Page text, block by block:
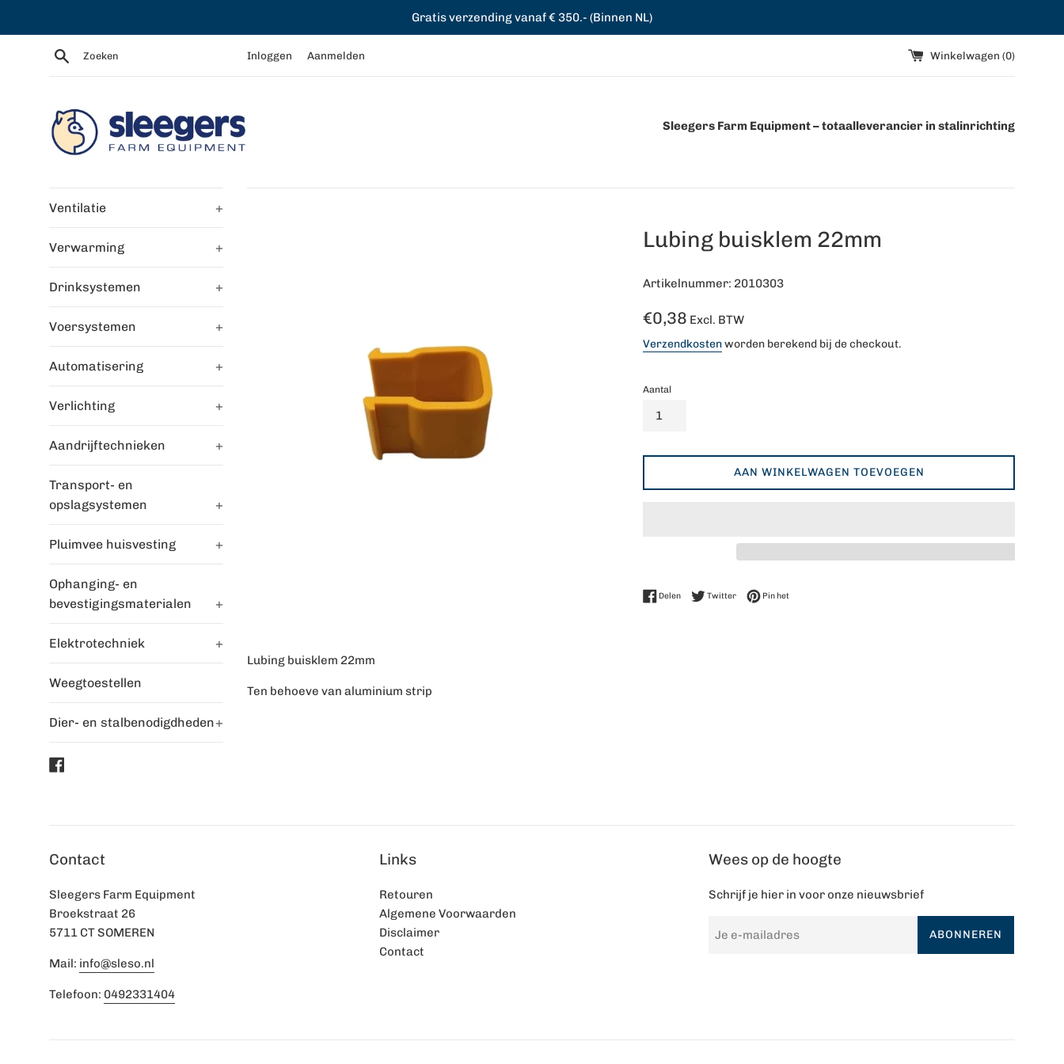
Gratis verzending vanaf € 350.- (Binnen NL)
Zoeken Inloggen Aanmelden Winkelwagen (0)
Sleegers Farm Equipment – totaalleverancier in stalinrichting
Ventilatie +
Verwarming +
Drinksystemen +
Voersystemen +
Automatisering +
Verlichting +
Aandrijftechnieken +
Transport- en
opslagsystemen
+
Pluimvee huisvesting +
Ophanging- en
bevestigingsmaterialen
+
Elektrotechniek +
Weegtoestellen
Dier- en stalbenodigdheden+
Lubing buisklem 22mm
Artikelnummer: 2010303
Normale
€0,38 Excl. BTW
Verzendkostenworden berekend bij de checkout.
Aantal
AAN WINKELWAGEN TOEVOEGEN
DelenDelen op Facebook
TwitterTwitteren op Twitter
Pin hetPinnen op Pinterest
Lubing buisklem 22mm
Ten behoeve van aluminium strip
Contact
Sleegers Farm Equipment
Broekstraat 26
5711 CT SOMEREN
Mail: info@sleso.nl
Telefoon: 0492331404
Links
Retouren
Algemene Voorwaarden
Disclaimer
Contact
Wees op de hoogte
Schrijf je hier in voor onze nieuwsbrief
ABONNEREN